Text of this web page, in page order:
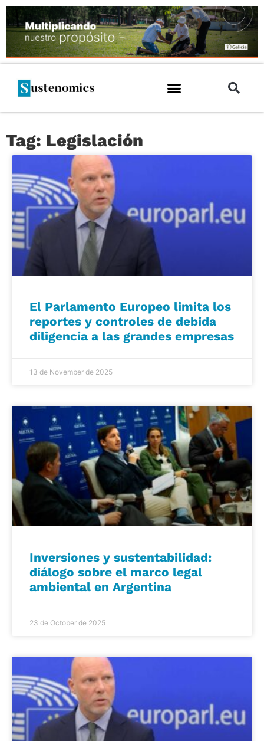
Tag: Legislación
El Parlamento Europeo limita los
reportes y controles de debida
diligencia a las grandes empresas
13 de November de 2025
Inversiones y sustentabilidad:
diálogo sobre el marco legal
ambiental en Argentina
23 de October de 2025